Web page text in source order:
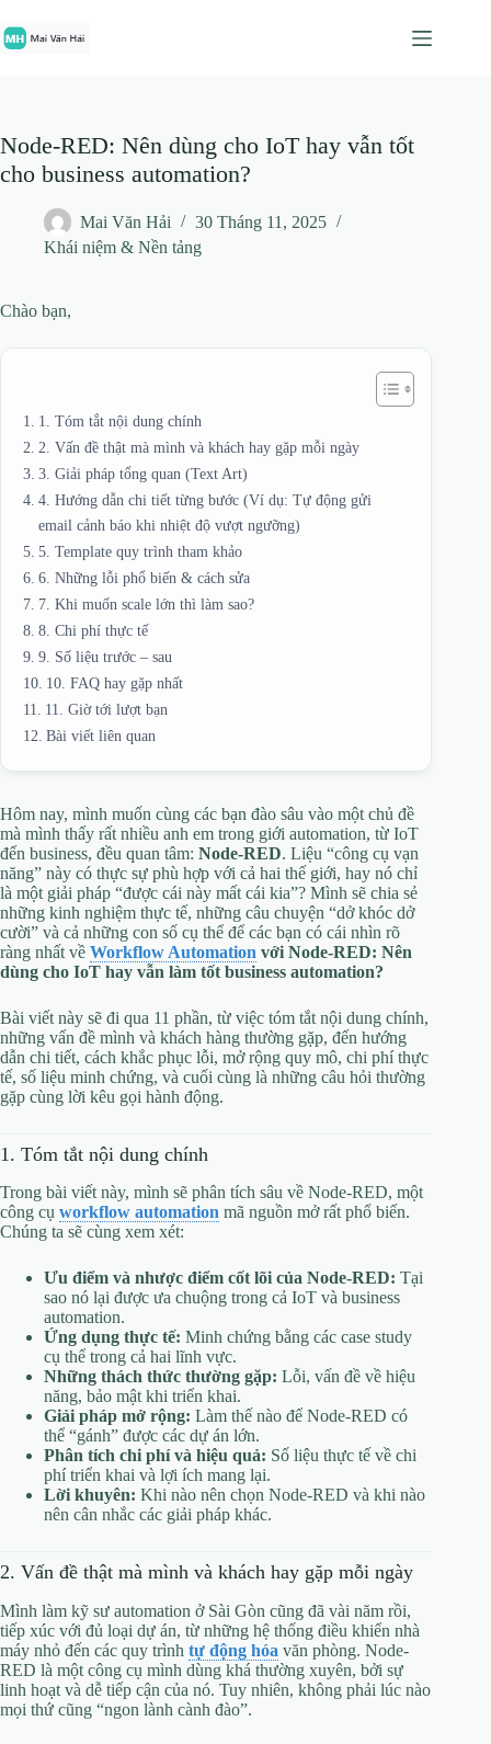
đến
phần
Node-RED: Nên dùng cho IoT hay vẫn tốt
cho business automation?
Mai Văn Hải
30 Tháng 11, 2025
Khái niệm & Nền tảng
Chào bạn,
1. Tóm tắt nội dung chính
2. Vấn đề thật mà mình và khách hay gặp mỗi ngày
3. Giải pháp tổng quan (Text Art)
4. Hướng dẫn chi tiết từng bước (Ví dụ: Tự động gửi
email cảnh báo khi nhiệt độ vượt ngưỡng)
5. Template quy trình tham khảo
6. Những lỗi phổ biến & cách sửa
7. Khi muốn scale lớn thì làm sao?
8. Chi phí thực tế
9. Số liệu trước – sau
10. FAQ hay gặp nhất
11. Giờ tới lượt bạn
Bài viết liên quan
Hôm nay, mình muốn cùng các bạn đào sâu vào một chủ đề
mà mình thấy rất nhiều anh em trong giới automation, từ IoT
đến business, đều quan tâm: Node-RED. Liệu “công cụ vạn
năng” này có thực sự phù hợp với cả hai thế giới, hay nó chỉ
là một giải pháp “được cái này mất cái kia”? Mình sẽ chia sẻ
những kinh nghiệm thực tế, những câu chuyện “dở khóc dở
cười” và cả những con số cụ thể để các bạn có cái nhìn rõ
ràng nhất về Workflow Automation với Node-RED: Nên
dùng cho IoT hay vẫn làm tốt business automation?
Bài viết này sẽ đi qua 11 phần, từ việc tóm tắt nội dung chính,
những vấn đề mình và khách hàng thường gặp, đến hướng
dẫn chi tiết, cách khắc phục lỗi, mở rộng quy mô, chi phí thực
tế, số liệu minh chứng, và cuối cùng là những câu hỏi thường
gặp cùng lời kêu gọi hành động.
1. Tóm tắt nội dung chính
Trong bài viết này, mình sẽ phân tích sâu về Node-RED, một
công cụ workflow automation mã nguồn mở rất phổ biến.
Chúng ta sẽ cùng xem xét:
Ưu điểm và nhược điểm cốt lõi của Node-RED: Tại
sao nó lại được ưa chuộng trong cả IoT và business
automation.
Ứng dụng thực tế: Minh chứng bằng các case study
cụ thể trong cả hai lĩnh vực.
Những thách thức thường gặp: Lỗi, vấn đề về hiệu
năng, bảo mật khi triển khai.
Giải pháp mở rộng: Làm thế nào để Node-RED có
thể “gánh” được các dự án lớn.
Phân tích chi phí và hiệu quả: Số liệu thực tế về chi
phí triển khai và lợi ích mang lại.
Lời khuyên: Khi nào nên chọn Node-RED và khi nào
nên cân nhắc các giải pháp khác.
2. Vấn đề thật mà mình và khách hay gặp mỗi ngày
Mình làm kỹ sư automation ở Sài Gòn cũng đã vài năm rồi,
tiếp xúc với đủ loại dự án, từ những hệ thống điều khiển nhà
máy nhỏ đến các quy trình tự động hóa văn phòng. Node-
RED là một công cụ mình dùng khá thường xuyên, bởi sự
linh hoạt và dễ tiếp cận của nó. Tuy nhiên, không phải lúc nào
mọi thứ cũng “ngon lành cành đào”.